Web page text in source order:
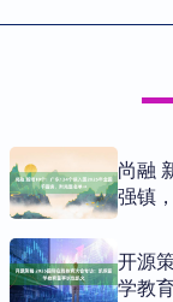
尚融
强镇
开源
学教